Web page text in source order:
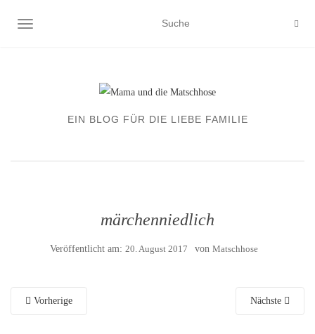
NAVIGATION EIN-/AUSSCHALTEN
EIN BLOG FÜR DIE LIEBE FAMILIE
märchenniedlich
Veröffentlicht am: 20. August 2017 von Matschhose
Vorherige Nächste